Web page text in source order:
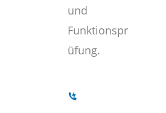
und
Funktionspr
üfung.